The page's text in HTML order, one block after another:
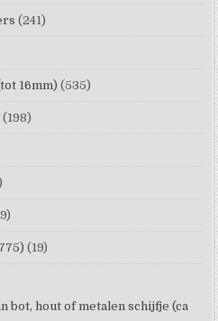
(241)
16mm) (535)
(198)
(19)
bot, hout of metalen schijfje (ca